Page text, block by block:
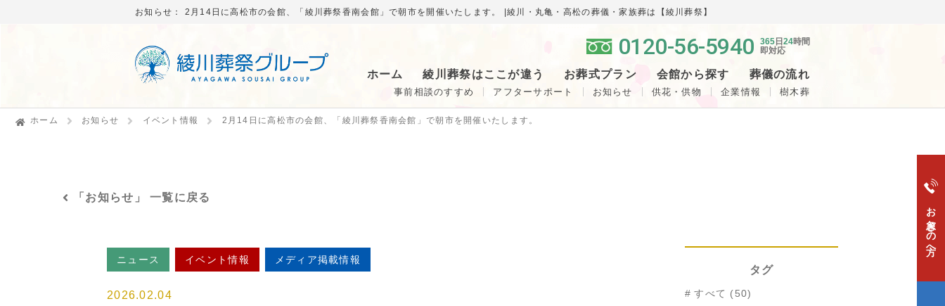
お知らせ： 2月14日に高松市の会館、「綾川葬祭香南会館」で朝市を開催いたします。 |綾川・丸亀・高松の葬儀・家族葬は【綾川葬祭】
0120-56-5940 365 日 24時間
即対応
ホーム 綾川葬祭はここが違う お葬式プラン 会館から探す 葬儀の流れ
事前相談のすすめ アフターサポート お知らせ 供花・供物 企業情報 樹木葬
お急ぎの方へ
ホーム お知らせ イベント情報 2月14日に高松市の会館、「綾川葬祭香南会館」で朝市を開催いたします。
「お知らせ」 一覧に戻る
ニュース イベント情報 メディア掲載情報
2026.02.04
タグ
すべて (50)